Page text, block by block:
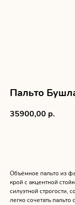
Пальто
35900,00 р.
Объёмное пальто из
крой с акцентной
силуэтной строгости,
легко сочетать